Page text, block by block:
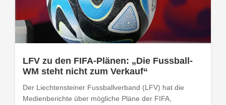
LFV zu den FIFA-Plänen: „Die Fussball-
WM steht nicht zum Verkauf“
Der Liechtensteiner Fussballverband (LFV) hat die
Medienberichte über mögliche Pläne der FIFA,